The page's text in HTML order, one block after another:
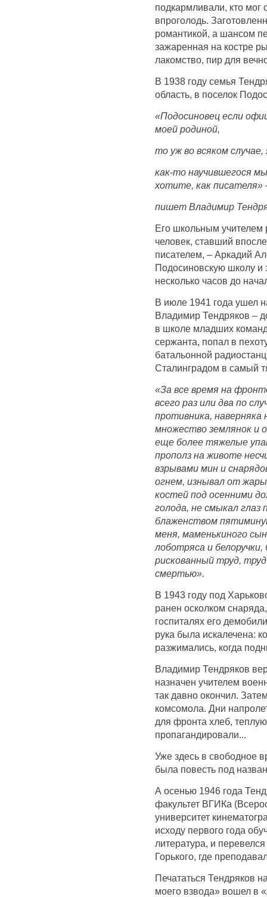
подкармливали, кто мог
впроголодь.
романтикой, а шансом
зажаренная на костре
лакомство, пир для
В 1938 году семья
область, в поселок
«Подосиновец если
моей родиной,
то уж во всяком случае,
как-то научившегося
хотите, как писателя»
пишет Владимир
Его школьным учителем
человек, ставший
писателем, – Аркадий
Подосиновскую школу и
несколько часов до
В июле 1941 года ушел
Владимир Тендряков –
в школе младших
сержанта, попал в
батальонной
Сталинградом в самый
«За все время на
всего раз или два по
противника, наверняка
множество землянок и
еще более тяжелые
прополз на животе
взрывами мин и
огнем, изнывал от
костей под осенними
голода, не смыкал глаз
блаженством
меня, маменькиного
лоботряса и
рискованный труд,
смертью».
В 1943 году под
ранен осколком
госпиталях его
рука была искалечена:
разжимались, когда
Владимир Тендряков
назначен учителем
так давно окончил.
комсомола. Дни
для фронта хлеб,
пропагандировали...
Уже здесь в свободное
была повесть под
А осенью 1946 года
факультет ВГИКа
университет
исходу первого года
литература, и
Горького, где
Печататься Тендряков
моего взвода» вошел в